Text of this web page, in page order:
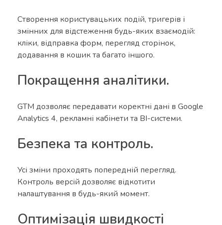
Створення користувацьких подій, тригерів і
змінних для відстеження будь-яких взаємодій:
кліки, відправка форм, перегляд сторінок,
додавання в кошик та багато іншого.
Покращення аналітики.
GTM дозволяє передавати коректні дані в Google
Analytics 4, рекламні кабінети та BI-системи.
Безпека та контроль.
Усі зміни проходять попередній перегляд.
Контроль версій дозволяє відкотити
налаштування в будь-який момент.
Оптимізація швидкості